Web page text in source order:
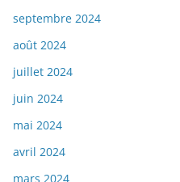
septembre 2024
août 2024
juillet 2024
juin 2024
mai 2024
avril 2024
mars 2024